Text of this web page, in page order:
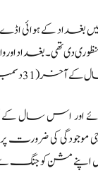
ذکر ہے کہ عراقی پارلیمنٹ
دی تھی۔ بغداد
سے نکل جائیں گے۔
اور اس سال کے
کی ضرورت
مشن کو جنگ سے